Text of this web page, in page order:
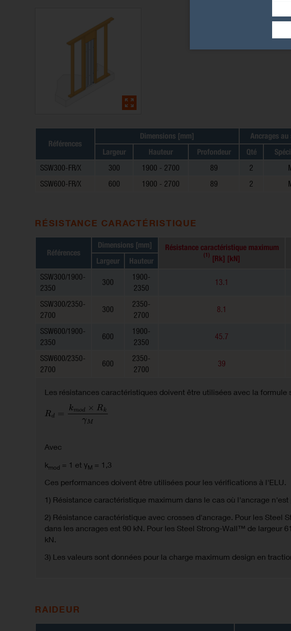
Références
Dimensions [mm] Ancrages au
Largeur
Hauteur Profondeur Qté
SSW300-FR/X 300 1900 - 2700 89 2
SSW600-FR/X
600 1900 - 2700 89 2
RÉSISTANCE CARACTÉRISTIQUE
Références
Dimensions [mm] Résistance caractéristique maximum
(1) [Rk] [kN]
Largeur Hauteur
SSW300/1900-
2350
300
1900-
2350
13.1
SSW300/2350-
2700
300
2350-
2700
8.1
SSW600/1900-
2350
600
1900-
2350
45.7
SSW600/2350-
2700
600
2350-
2700
39
Les résistances caractéristiques doivent être utilisées avec la formule
Avec
kmod = 1 et γM = 1,3
Ces performances doivent être utilisées pour les vérifications à l'ELU.
1) Résistance caractéristique maximum dans le cas où l'ancrage n'est
2) Résistance caractéristique avec crosses d'ancrage. Pour les
dans les ancrages est 90 kN. Pour les Steel Strong-Wall™ de largeur
kN.
3) Les valeurs sont données pour la charge maximum design en
RAIDEUR